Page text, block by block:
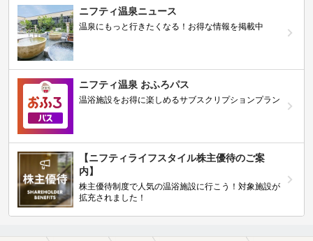
ニフティ温泉ニュース
温泉にもっと行きたくなる！お得な情報を掲載中
ニフティ温泉 おふろパス
温浴施設をお得に楽しめるサブスクリプションプラン
【ニフティライフスタイル株主優待のご案
内】
株主優待制度で人気の温浴施設に行こう！対象施設が
拡充されました！